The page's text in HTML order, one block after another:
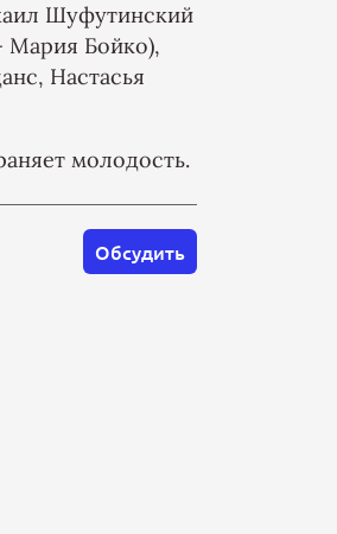
Шуфутинский
Мария Бойко),
Настасья
молодость.
Обсудить